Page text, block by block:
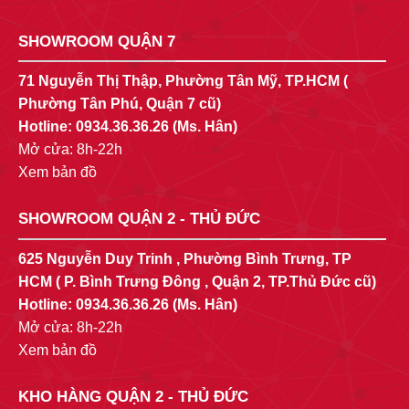
SHOWROOM QUẬN 7
71 Nguyễn Thị Thập, Phường Tân Mỹ, TP.HCM (
Phường Tân Phú, Quận 7 cũ)
Hotline: 0934.36.36.26 (Ms. Hân)
Mở cửa: 8h-22h
Xem bản đồ
SHOWROOM QUẬN 2 - THỦ ĐỨC
625 Nguyễn Duy Trinh , Phường Bình Trưng, TP
HCM ( P. Bình Trưng Đông , Quận 2, TP.Thủ Đức cũ)
Hotline: 0934.36.36.26 (Ms. Hân)
Mở cửa: 8h-22h
Xem bản đồ
KHO HÀNG QUẬN 2 - THỦ ĐỨC